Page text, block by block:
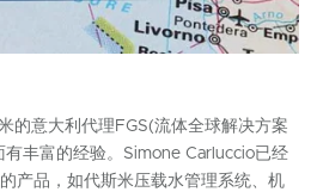
的意大利代理FGS(流体全球解决方案
丰富的经验。Simone Carluccio已经
产品，如代斯米压载水管理系统、机